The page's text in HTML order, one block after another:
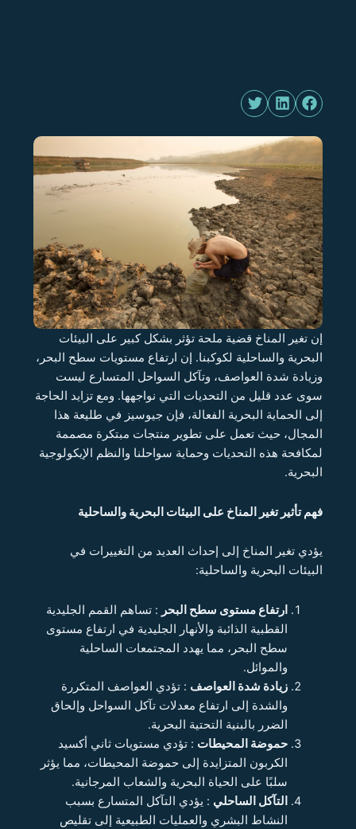
إن تغير المناخ قضية ملحة تؤثر بشكل كبير على البيئات
البحرية والساحلية لكوكبنا. إن ارتفاع مستويات سطح البحر،
وزيادة شدة العواصف، وتآكل السواحل المتسارع ليست
سوى عدد قليل من التحديات التي نواجهها. ومع تزايد الحاجة
إلى الحماية البحرية الفعالة، فإن جيوسيز في طليعة هذا
المجال، حيث تعمل على تطوير منتجات مبتكرة مصممة
لمكافحة هذه التحديات وحماية سواحلنا والنظم الإيكولوجية
البحرية.
فهم تأثير تغير المناخ على البيئات البحرية والساحلية
يؤدي تغير المناخ إلى إحداث العديد من التغييرات في
البيئات البحرية والساحلية:
ارتفاع مستوى سطح البحر : تساهم القمم الجليدية
القطبية الذائبة والأنهار الجليدية في ارتفاع مستوى
سطح البحر، مما يهدد المجتمعات الساحلية
والموائل.
زيادة شدة العواصف : تؤدي العواصف المتكررة
والشدة إلى ارتفاع معدلات تآكل السواحل وإلحاق
الضرر بالبنية التحتية البحرية.
حموضة المحيطات : تؤدي مستويات ثاني أكسيد
الكربون المتزايدة إلى حموضة المحيطات، مما يؤثر
سلبًا على الحياة البحرية والشعاب المرجانية.
التآكل الساحلي : يؤدي التآكل المتسارع بسبب
النشاط البشري والعمليات الطبيعية إلى تقليص